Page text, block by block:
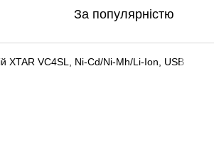
За популярністю